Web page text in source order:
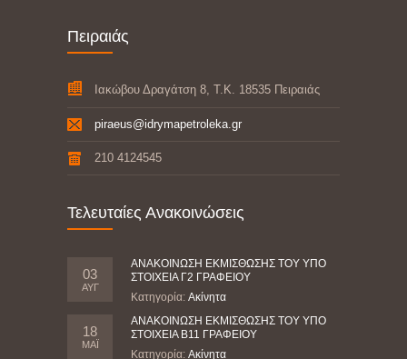
Πειραιάς
Ιακώβου Δραγάτση 8, Τ.Κ. 18535 Πειραιάς
piraeus@idrymapetroleka.gr
210 4124545
Τελευταίες Ανακοινώσεις
03
ΑΥΓ
ΑΝΑΚΟΙΝΩΣΗ ΕΚΜΙΣΘΩΣΗΣ ΤΟΥ ΥΠΟ
ΣΤΟΙΧΕΙΑ Γ2 ΓΡΑΦΕΙΟΥ
Κατηγορία: Ακίνητα
18
ΜΆΙ
ΑΝΑΚΟΙΝΩΣΗ ΕΚΜΙΣΘΩΣΗΣ ΤΟΥ ΥΠΟ
ΣΤΟΙΧΕΙΑ Β11 ΓΡΑΦΕΙΟΥ
Κατηγορία: Ακίνητα